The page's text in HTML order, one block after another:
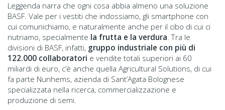
Leggenda narra che ogni cosa abbia almeno una soluzione
BASF. Vale per i vestiti che indossiamo, gli smartphone con
cui comunichiamo, e naturalmente anche per il cibo di cui ci
nutriamo, specialmente la frutta e la verdura. Tra le
divisioni di BASF, infatti, gruppo industriale con più di
122.000 collaboratori e vendite totali superiori ai 60
miliardi di euro, c’è anche quella Agricultural Solutions, di cui
fa parte Nunhems, azienda di Sant’Agata Bolognese
specializzata nella ricerca, commercializzazione e
produzione di semi.